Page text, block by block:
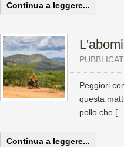
Continua a leggere...
Peggiori
questa
pollo che
Continua a leggere...